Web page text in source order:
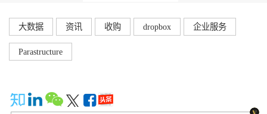
大数据 资讯 收购 dropbox 企业服务
Parastructure